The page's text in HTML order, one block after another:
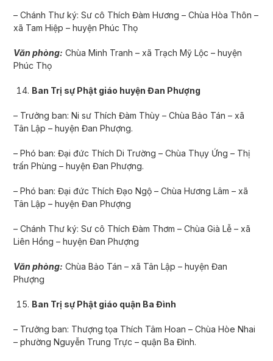
– Chánh Thư ký: Sư cô Thích Đàm Hương – Chùa Hòa Thôn –
xã Tam Hiệp – huyện Phúc Thọ
Văn phòng: Chùa Minh Tranh – xã Trạch Mỹ Lộc – huyện
Phúc Thọ
Ban Trị sự Phật giáo huyện Đan Ph­ượng
– Trưởng ban: Ni s­ư Thích Đàm Thùy – Chùa Bảo Tán – xã
Tân Lập – huyện Đan Ph­ượng.
– Phó ban: Đại đức Thích Di Trường – Chùa Thụy Ứng – Thị
trấn Phùng – huyện Đan Phượng.
– Phó ban: Đại đức Thích Đạo Ngộ – Chùa Hương Lâm – xã
Tân Lập – huyện Đan Phượng
– Chánh Thư ký: Sư cô Thích Đàm Thơm – Chùa Già Lễ – xã
Liên Hồng – huyện Đan Phượng
Văn phòng: Chùa Bảo Tán – xã Tân Lập – huyện Đan
Phượng
Ban Trị sự Phật giáo quận Ba Đình
– Trưởng ban: Thượng tọa Thích Tâm Hoan – Chùa Hòe Nhai
– phường Nguyễn Trung Trực – quận Ba Đình.